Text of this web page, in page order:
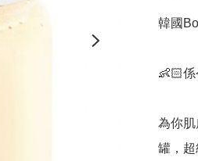
韓國
👶🏻
為你肌
罐，